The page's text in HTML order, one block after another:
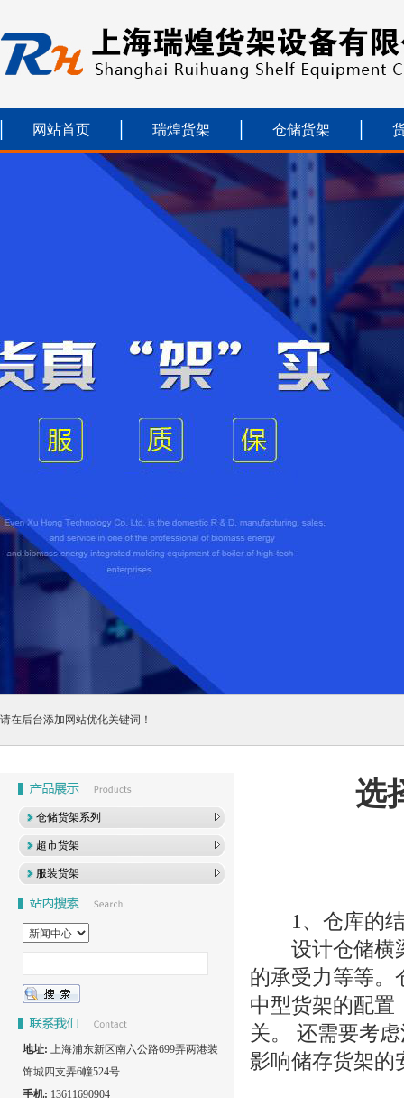
网站首页 瑞煌货架 仓储货架
请在后台添加网站优化关键词！
仓储货架系列
超市货架
服装货架
地址: 上海浦东新区南六公路699弄两港装
饰城四支弄6幢524号
手机: 13611690904
选
1、仓库的
设计仓储横梁
的承受力等等。
中型货架的配置
关。 还需要考
影响储存货架的